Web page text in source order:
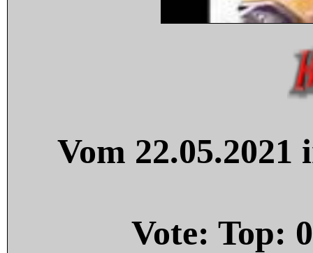
Vom
Vote: Top: 0